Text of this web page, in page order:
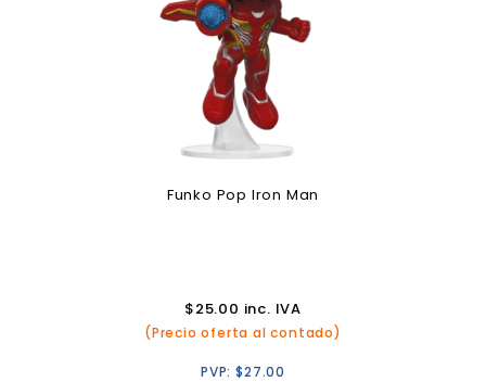
Funko Pop Iron Man
$25.00 inc. IVA
(Precio oferta al contado)
PVP:$27.00